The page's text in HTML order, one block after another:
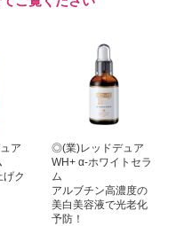
ア
げク
◎(業)レッドデュア
WH+ α-ホワイトセラ
ム
アルブチン高濃度の
美白美容液で光老化
予防！